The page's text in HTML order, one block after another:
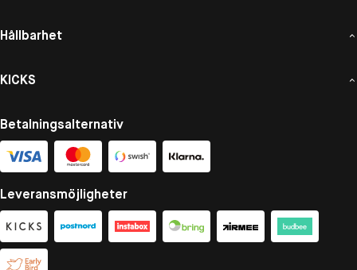
Hållbarhet
KICKS
Betalningsalternativ
Leveransmöjligheter